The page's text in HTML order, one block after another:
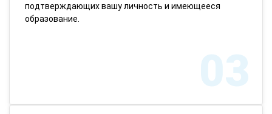
подтверждающих вашу личность и имеющееся
образование.
03